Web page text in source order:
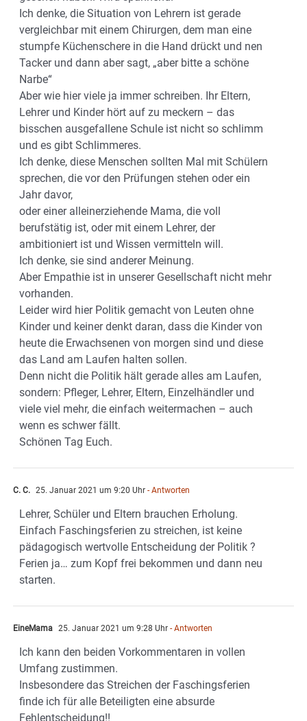
Ich denke, die Situation von Lehrern ist gerade
vergleichbar mit einem Chirurgen, dem man eine
stumpfe Küchenschere in die Hand drückt und nen
Tacker und dann aber sagt, „aber bitte a schöne
Narbe“
Aber wie hier viele ja immer schreiben. Ihr Eltern,
Lehrer und Kinder hört auf zu meckern – das
bisschen ausgefallene Schule ist nicht so schlimm
und es gibt Schlimmeres.
Ich denke, diese Menschen sollten Mal mit Schülern
sprechen, die vor den Prüfungen stehen oder ein
Jahr davor,
oder einer alleinerziehende Mama, die voll
berufstätig ist, oder mit einem Lehrer, der
ambitioniert ist und Wissen vermitteln will.
Ich denke, sie sind anderer Meinung.
Aber Empathie ist in unserer Gesellschaft nicht mehr
vorhanden.
Leider wird hier Politik gemacht von Leuten ohne
Kinder und keiner denkt daran, dass die Kinder von
heute die Erwachsenen von morgen sind und diese
das Land am Laufen halten sollen.
Denn nicht die Politik hält gerade alles am Laufen,
sondern: Pfleger, Lehrer, Eltern, Einzelhändler und
viele viel mehr, die einfach weitermachen – auch
wenn es schwer fällt.
Schönen Tag Euch.
C. C. 25. Januar 2021 um 9:20 Uhr - Antworten
Lehrer, Schüler und Eltern brauchen Erholung.
Einfach Faschingsferien zu streichen, ist keine
pädagogisch wertvolle Entscheidung der Politik ?
Ferien ja… zum Kopf frei bekommen und dann neu
starten.
EineMama 25. Januar 2021 um 9:28 Uhr - Antworten
Ich kann den beiden Vorkommentaren in vollen
Umfang zustimmen.
Insbesondere das Streichen der Faschingsferien
finde ich für alle Beteiligten eine absurde
Fehlentscheidung!!